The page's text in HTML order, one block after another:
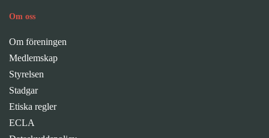
Om oss
Om föreningen
Medlemskap
Styrelsen
Stadgar
Etiska regler
ECLA